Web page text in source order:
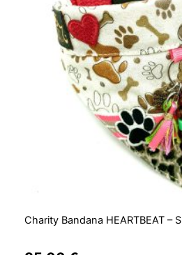
Charity Bandana HEARTBEAT – S